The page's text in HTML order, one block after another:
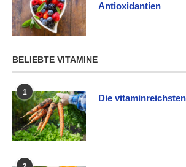
Antioxidantien
BELIEBTE VITAMINE
1
Die